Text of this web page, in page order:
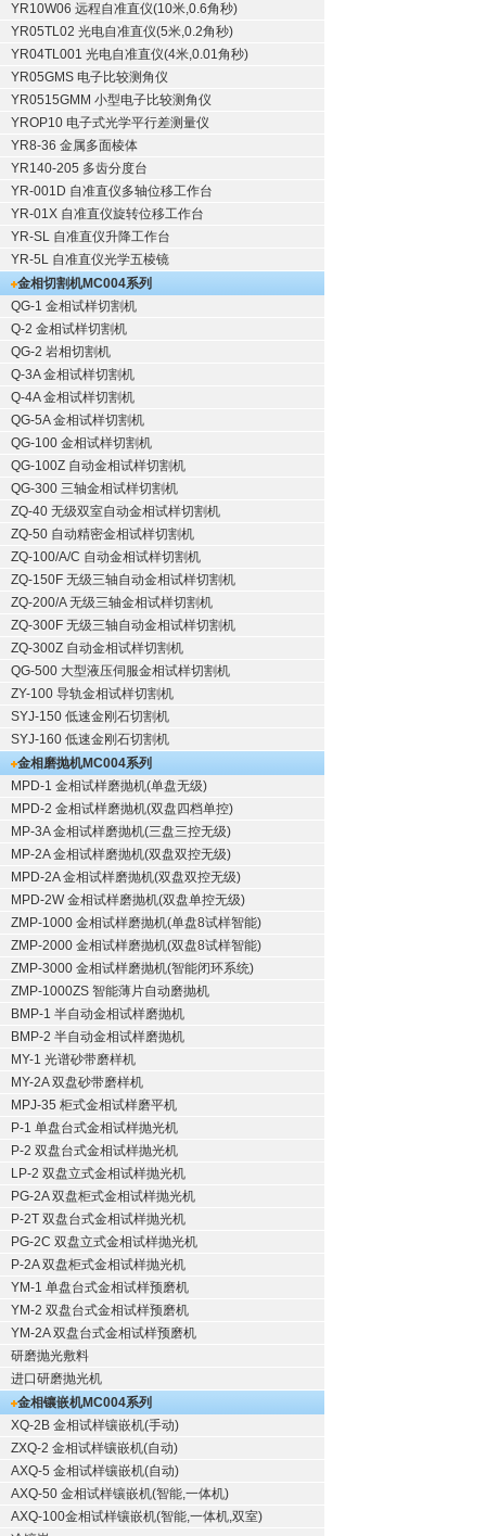
YR10W06 远程自准直仪(10米,0.6角秒)
YR05TL02 光电自准直仪(5米,0.2角秒)
YR04TL001 光电自准直仪(4米,0.01角秒)
YR05GMS 电子比较测角仪
YR0515GMM 小型电子比较测角仪
YROP10 电子式光学平行差测量仪
YR8-36 金属多面棱体
YR140-205 多齿分度台
YR-001D 自准直仪多轴位移工作台
YR-01X 自准直仪旋转位移工作台
YR-SL 自准直仪升降工作台
YR-5L 自准直仪光学五棱镜
金相切割机MC004系列
QG-1 金相试样切割机
Q-2 金相试样切割机
QG-2 岩相切割机
Q-3A 金相试样切割机
Q-4A 金相试样切割机
QG-5A 金相试样切割机
QG-100 金相试样切割机
QG-100Z 自动金相试样切割机
QG-300 三轴金相试样切割机
ZQ-40 无级双室自动金相试样切割机
ZQ-50 自动精密金相试样切割机
ZQ-100/A/C 自动金相试样切割机
ZQ-150F 无级三轴自动金相试样切割机
ZQ-200/A 无级三轴金相试样切割机
ZQ-300F 无级三轴自动金相试样切割机
ZQ-300Z 自动金相试样切割机
QG-500 大型液压伺服金相试样切割机
ZY-100 导轨金相试样切割机
SYJ-150 低速金刚石切割机
SYJ-160 低速金刚石切割机
金相磨抛机MC004系列
MPD-1 金相试样磨抛机(单盘无级)
MPD-2 金相试样磨抛机(双盘四档单控)
MP-3A 金相试样磨抛机(三盘三控无级)
MP-2A 金相试样磨抛机(双盘双控无级)
MPD-2A 金相试样磨抛机(双盘双控无级)
MPD-2W 金相试样磨抛机(双盘单控无级)
ZMP-1000 金相试样磨抛机(单盘8试样智能)
ZMP-2000 金相试样磨抛机(双盘8试样智能)
ZMP-3000 金相试样磨抛机(智能闭环系统)
ZMP-1000ZS 智能薄片自动磨抛机
BMP-1 半自动金相试样磨抛机
BMP-2 半自动金相试样磨抛机
MY-1 光谱砂带磨样机
MY-2A 双盘砂带磨样机
MPJ-35 柜式金相试样磨平机
P-1 单盘台式金相试样抛光机
P-2 双盘台式金相试样抛光机
LP-2 双盘立式金相试样抛光机
PG-2A 双盘柜式金相试样抛光机
P-2T 双盘台式金相试样抛光机
PG-2C 双盘立式金相试样抛光机
P-2A 双盘柜式金相试样抛光机
YM-1 单盘台式金相试样预磨机
YM-2 双盘台式金相试样预磨机
YM-2A 双盘台式金相试样预磨机
研磨抛光敷料
进口研磨抛光机
金相镶嵌机MC004系列
XQ-2B 金相试样镶嵌机(手动)
ZXQ-2 金相试样镶嵌机(自动)
AXQ-5 金相试样镶嵌机(自动)
AXQ-50 金相试样镶嵌机(智能,一体机)
AXQ-100金相试样镶嵌机(智能,一体机,双室)